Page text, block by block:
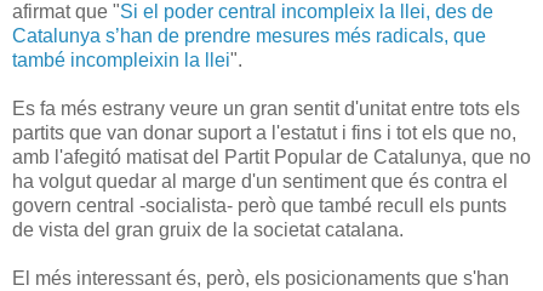
afirmat que "Si el poder central incompleix la llei, des de
Catalunya s’han de prendre mesures més radicals, que
també incompleixin la llei".
Es fa més estrany veure un gran sentit d'unitat entre tots els
partits que van donar suport a l'estatut i fins i tot els que no,
amb l'afegitó matisat del Partit Popular de Catalunya, que no
ha volgut quedar al marge d'un sentiment que és contra el
govern central -socialista- però que també recull els punts
de vista del gran gruix de la societat catalana.
El més interessant és, però, els posicionaments que s'han